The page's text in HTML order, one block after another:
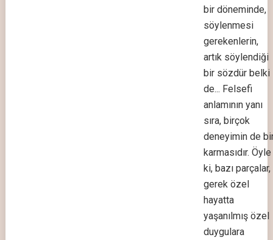
bir döneminde,
söylenmesi
gerekenlerin,
artık söylendiği
bir sözdür belki
de... Felsefi
anlamının yanı
sıra, birçok
deneyimin de
karmasıdır. Öyle
ki, bazı parçalar,
gerek özel
hayatta
yaşanılmış özel
duygulara